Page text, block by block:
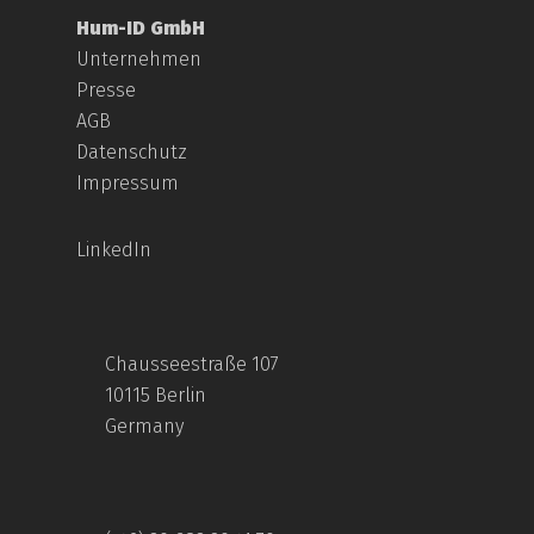
Hum-ID GmbH
Unternehmen
Presse
AGB
Datenschutz
Impressum
LinkedIn
Chausseestraße 107
10115 Berlin
Germany